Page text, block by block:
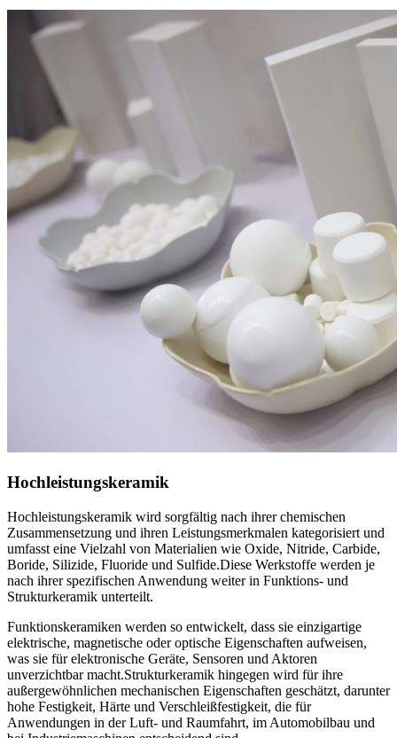
Hochleistungskeramik
Hochleistungskeramik wird sorgfältig nach ihrer chemischen
Zusammensetzung und ihren Leistungsmerkmalen kategorisiert und
umfasst eine Vielzahl von Materialien wie Oxide, Nitride, Carbide,
Boride, Silizide, Fluoride und Sulfide.Diese Werkstoffe werden je
nach ihrer spezifischen Anwendung weiter in Funktions- und
Strukturkeramik unterteilt.
Funktionskeramiken werden so entwickelt, dass sie einzigartige
elektrische, magnetische oder optische Eigenschaften aufweisen,
was sie für elektronische Geräte, Sensoren und Aktoren
unverzichtbar macht.Strukturkeramik hingegen wird für ihre
außergewöhnlichen mechanischen Eigenschaften geschätzt, darunter
hohe Festigkeit, Härte und Verschleißfestigkeit, die für
Anwendungen in der Luft- und Raumfahrt, im Automobilbau und